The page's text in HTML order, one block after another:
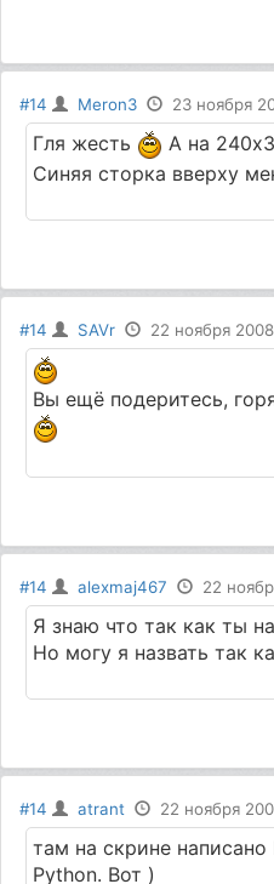
#14 Meron3 23 ноября
Гля жесть
А на
Синяя сторка вверху
#14 SAVr 22 ноября 2008
Вы ещё подеритесь,
#14 alexmaj467 22
Я знаю что так как ты
Но могу я назвать так
#14 atrant 22 ноября
там на скрине написано
Python. Вот )